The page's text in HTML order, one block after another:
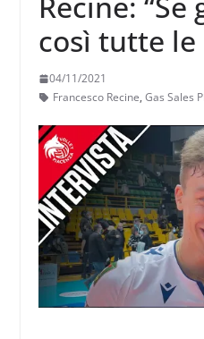
così tutte
saranno c…i
tutti”
04/11/2021
Francesco Recine, Gas Sales